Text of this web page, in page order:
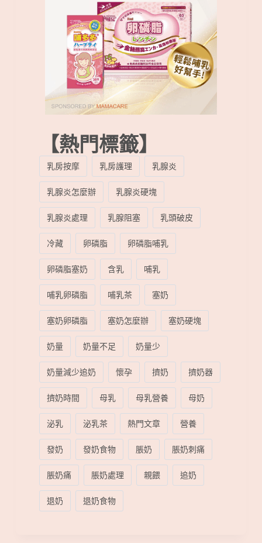
【熱門標籤】
乳房按摩 乳房護理
乳腺炎
乳腺炎怎麼辦
乳腺炎硬塊
乳腺炎處理
乳腺阻塞
乳頭破皮
冷藏
卵磷脂
卵磷脂哺乳
卵磷脂塞奶
含乳
哺乳
哺乳卵磷脂
哺乳茶
塞奶
塞奶卵磷脂
塞奶怎麼辦
塞奶硬塊
奶量
奶量不足
奶量少
奶量減少追奶
懷孕 擠奶
擠奶器
擠奶時間
母乳 母乳營養
母奶
泌乳
泌乳茶 熱門文章
營養
發奶
發奶食物 脹奶
脹奶刺痛
脹奶痛
脹奶處理 親餵
追奶
退奶
退奶食物